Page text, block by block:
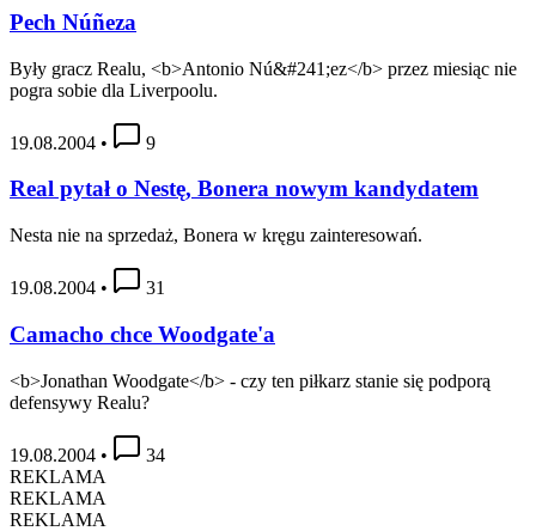
Pech Núñeza
Były gracz Realu, <b>Antonio Nú&#241;ez</b> przez miesiąc nie
pogra sobie dla Liverpoolu.
19.08.2004 • 9
Real pytał o Nestę, Bonera nowym kandydatem
Nesta nie na sprzedaż, Bonera w kręgu zainteresowań.
19.08.2004 • 31
Camacho chce Woodgate'a
<b>Jonathan Woodgate</b> - czy ten piłkarz stanie się podporą
defensywy Realu?
19.08.2004 •
34
REKLAMA
REKLAMA
REKLAMA